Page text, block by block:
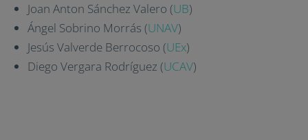
Joan Anton Sánchez Valero (UB)
Ángel Sobrino Morrás (UNAV)
Jesús Valverde Berrocoso (UEx)
Diego Vergara Rodríguez (UCAV)